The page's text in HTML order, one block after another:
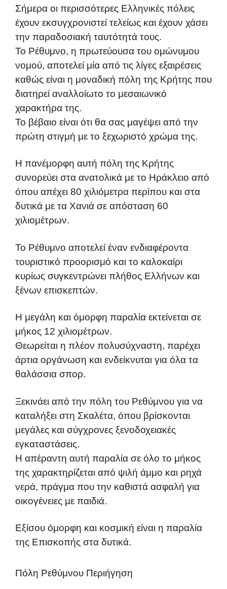
Σήμερα οι περισσότερες Ελληνικές πόλεις
έχουν εκσυγχρονιστεί τελείως και έχουν χάσει
την παραδοσιακή ταυτότητά τους.
Το Ρέθυμνο, η πρωτεύουσα του ομώνυμου
νομού, αποτελεί μία από τις λίγες εξαιρέσεις
καθώς είναι η μοναδική πόλη της Κρήτης που
διατηρεί αναλλοίωτο το μεσαιωνικό
χαρακτήρα της.
Το βέβαιο είναι ότι θα σας μαγέψει από την
πρώτη στιγμή με το ξεχωριστό χρώμα της.
Η πανέμορφη αυτή πόλη της Κρήτης
συνορεύει στα ανατολικά με το Ηράκλειο από
όπου απέχει 80 χιλιόμετρα περίπου και στα
δυτικά με τα Χανιά σε απόσταση 60
χιλιομέτρων.
Το Ρέθυμνο αποτελεί έναν ενδιαφέροντα
τουριστικό προορισμό και το καλοκαίρι
κυρίως συγκεντρώνει πλήθος Ελλήνων και
ξένων επισκεπτών.
Η μεγάλη και όμορφη παραλία εκτείνεται σε
μήκος 12 χιλιομέτρων.
Θεωρείται η πλέον πολυσύχναστη, παρέχει
άρτια οργάνωση και ενδείκνυται για όλα τα
θαλάσσια σπορ.
Ξεκινάει από την πόλη του Ρεθύμνου για να
καταλήξει στη Σκαλέτα, όπου βρίσκονται
μεγάλες και σύγχρονες ξενοδοχειακές
εγκαταστάσεις.
Η απέραντη αυτή παραλία σε όλο το μήκος
της χαρακτηρίζεται από ψιλή άμμο και ρηχά
νερά, πράγμα που την καθιστά ασφαλή για
οικογένειες με παιδιά.
Εξίσου όμορφη και κοσμική είναι η παραλία
της Επισκοπής στα δυτικά.
Πόλη Ρεθύμνου Περιήγηση